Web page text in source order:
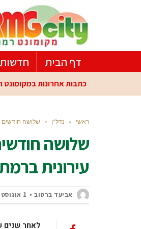
דף הבית
כתבות אחרונות במקומונט
ראשי » נדל"ן » שלושה חודשים
שלושה
עירונית
אביעד ברטוב 1 אוגוסט, 2018
לאחר שנים